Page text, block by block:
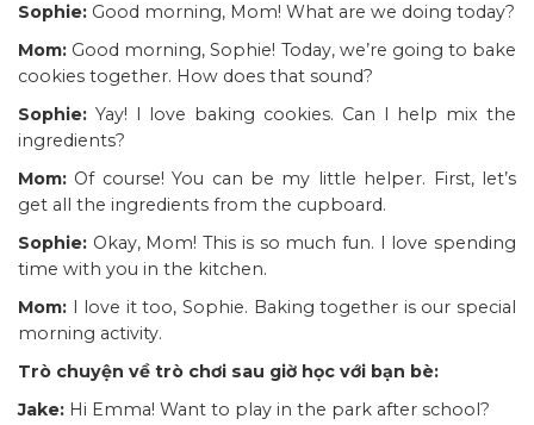
Sophie: Good morning, Mom! What are we doing today?
Mom: Good morning, Sophie! Today, we’re going to bake
cookies together. How does that sound?
Sophie: Yay! I love baking cookies. Can I help mix the
ingredients?
Mom: Of course! You can be my little helper. First, let’s
get all the ingredients from the cupboard.
Sophie: Okay, Mom! This is so much fun. I love spending
time with you in the kitchen.
Mom: I love it too, Sophie. Baking together is our special
morning activity.
Trò chuyện về trò chơi sau giờ học với bạn bè:
Jake: Hi Emma! Want to play in the park after school?